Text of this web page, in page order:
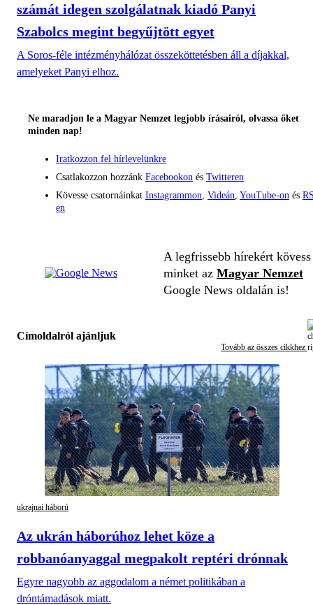
számát idegen szolgálatnak kiadó Panyi
Szabolcs megint begyűjtött egyet
A Soros-féle intézményhálózat összeköttetésben áll a díjakkal,
amelyeket Panyi elhoz.
Ne maradjon le a Magyar Nemzet legjobb írásairól, olvassa őket
minden nap!
Iratkozzon fel hírlevelünkre
Csatlakozzon hozzánk Facebookon és Twitteren
Kövesse csatornáinkat Instagrammon Videán YouTube-on és
en
A legfrissebb hírekért kövess
minket az Magyar Nemzet
Google News oldalán is!
Címoldalról ajánljuk
Tovább az összes cikkhez
ukrajnai háború
Az ukrán háborúhoz lehet köze a
robbanóanyaggal megpakolt reptéri drónnak
Egyre nagyobb az aggodalom a német politikában a
dróntámadások miatt.